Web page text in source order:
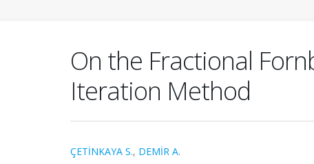
On the Fractional
Iteration Method
ÇETİNKAYA S., DEMİR A.